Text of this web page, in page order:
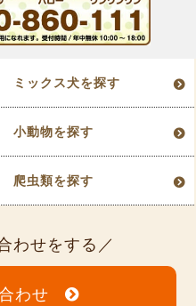
ミックス犬を探す
小動物を探す
爬虫類を探す
わせをする
わせ